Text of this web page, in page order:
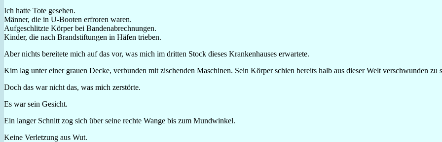
Ich hatte Tote gesehen.
Männer, die in U-Booten erfroren waren.
Aufgeschlitzte Körper bei Bandenabrechnungen.
Kinder, die nach Brandstiftungen in Häfen trieben.
Aber nichts bereitete mich auf das vor, was mich im dritten Stock dieses Krankenhauses erwartete.
Kim lag unter einer grauen Decke, verbunden mit zischenden Maschinen. Sein Körper schien bereits halb aus dieser Welt verschwunden zu
Doch das war nicht das, was mich zerstörte.
Es war sein Gesicht.
Ein langer Schnitt zog sich über seine rechte Wange bis zum Mundwinkel.
Keine Verletzung aus Wut.